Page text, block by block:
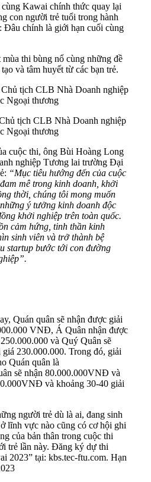
Kawai chính thức quay lại
con người trẻ tuổi trong hành
Đâu chính là giới hạn cuối cùng
thi bùng nổ cùng những đề
và tâm huyết từ các bạn trẻ.
tịch CLB Nhà Doanh nghiệp
Ngoại thương
cuộc thi, ông Bùi Hoàng Long
nghiệp Tương lai trường Đại
“Mục tiêu hướng đến của cuộc
mê trong kinh doanh, khởi
thời, chúng tôi mong muốn
ý tưởng kinh doanh độc
khởi nghiệp trên toàn quốc.
cảm hứng, tinh thần kinh
sinh viên và trở thành bệ
startup bước tới con đường
Quán quân sẽ nhận được giải
VNĐ, Á Quân nhận được
và Quý Quân sẽ
230.000.000. Trong đó, giải
Quán quân là
sẽ nhận 80.000.000VNĐ và
và khoảng 30-40 giải
người trẻ dù là ai, đang sinh
lĩnh vực nào cũng có cơ hội ghi
của bản thân trong cuộc thi
trẻ lần này. Đăng ký dự thi
2023” tại: kbs.tec-ftu.com. Hạn